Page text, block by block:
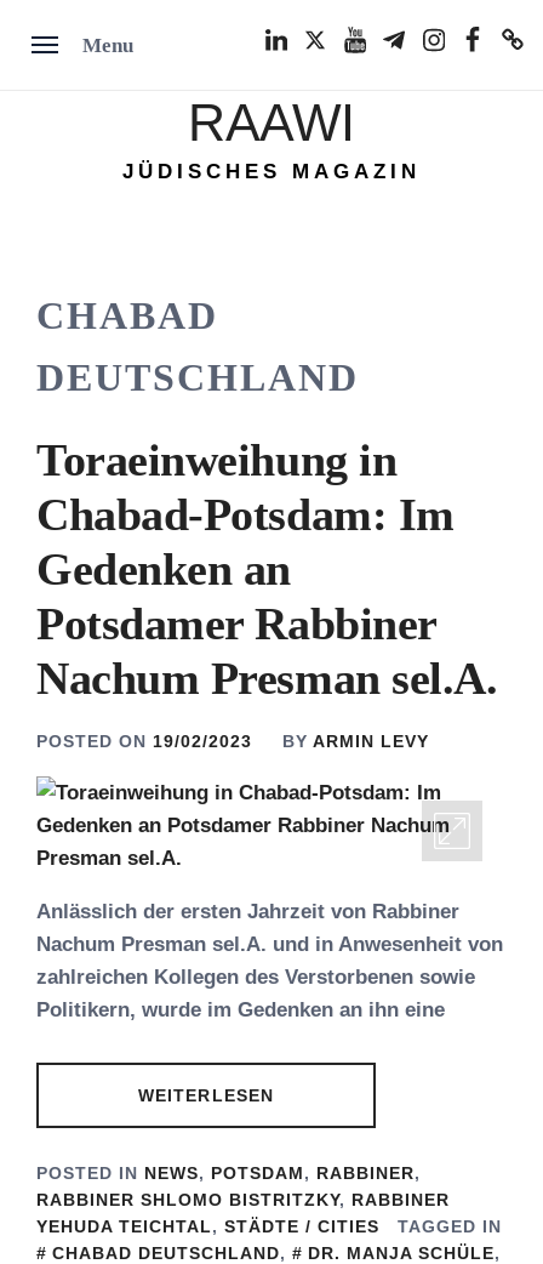
Menu
RAAWI
JÜDISCHES MAGAZIN
CHABAD
DEUTSCHLAND
Toraeinweihung in
Chabad-Potsdam: Im
Gedenken an
Potsdamer Rabbiner
Nachum Presman sel.A.
POSTED ON 19/02/2023 BY ARMIN LEVY
Anlässlich der ersten Jahrzeit von Rabbiner
Nachum Presman sel.A. und in Anwesenheit von
zahlreichen Kollegen des Verstorbenen sowie
Politikern, wurde im Gedenken an ihn eine
WEITERLESEN
POSTED IN NEWS, POTSDAM, RABBINER,
RABBINER SHLOMO BISTRITZKY, RABBINER
YEHUDA TEICHTAL, STÄDTE / CITIES
TAGGED IN
CHABAD DEUTSCHLAND, DR. MANJA SCHÜLE,